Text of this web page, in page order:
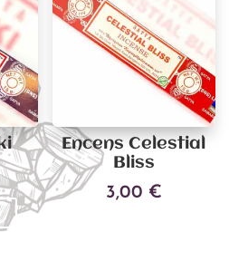
Encens Celestial
Bliss
3,00 €